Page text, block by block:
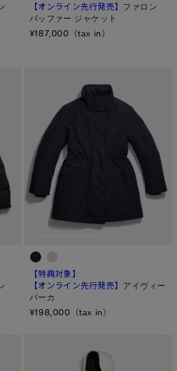
【オンライン先行発売】 ファロン
パッファー ジャケット
¥187,000（tax in）
【特典対象】
【オンライン先行発売】 アイヴィー
パーカ
¥198,000（tax in）